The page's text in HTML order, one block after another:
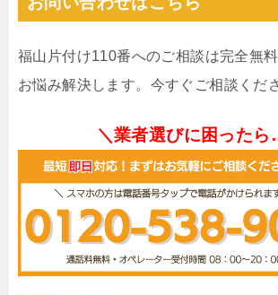
福山片付け110番へのご相談は完全無
お悩み解決します。今すぐご相談くだ
＼業者選びに困った